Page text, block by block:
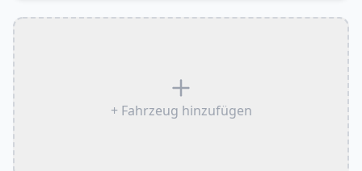
+ Fahrzeug hinzufügen